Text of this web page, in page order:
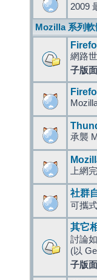
2009
Mozilla 系列軟
網路
子版
承襲
上網
社群
可攜
其它
討論
(以
子版